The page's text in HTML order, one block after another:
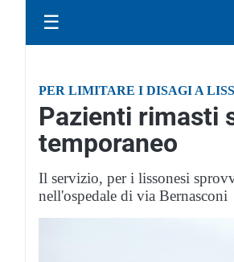
☰
PER LIMITARE I DISAGI A
Pazienti rimasti
temporaneo
Il servizio, per i lissonesi
nell'ospedale di via Bernasconi